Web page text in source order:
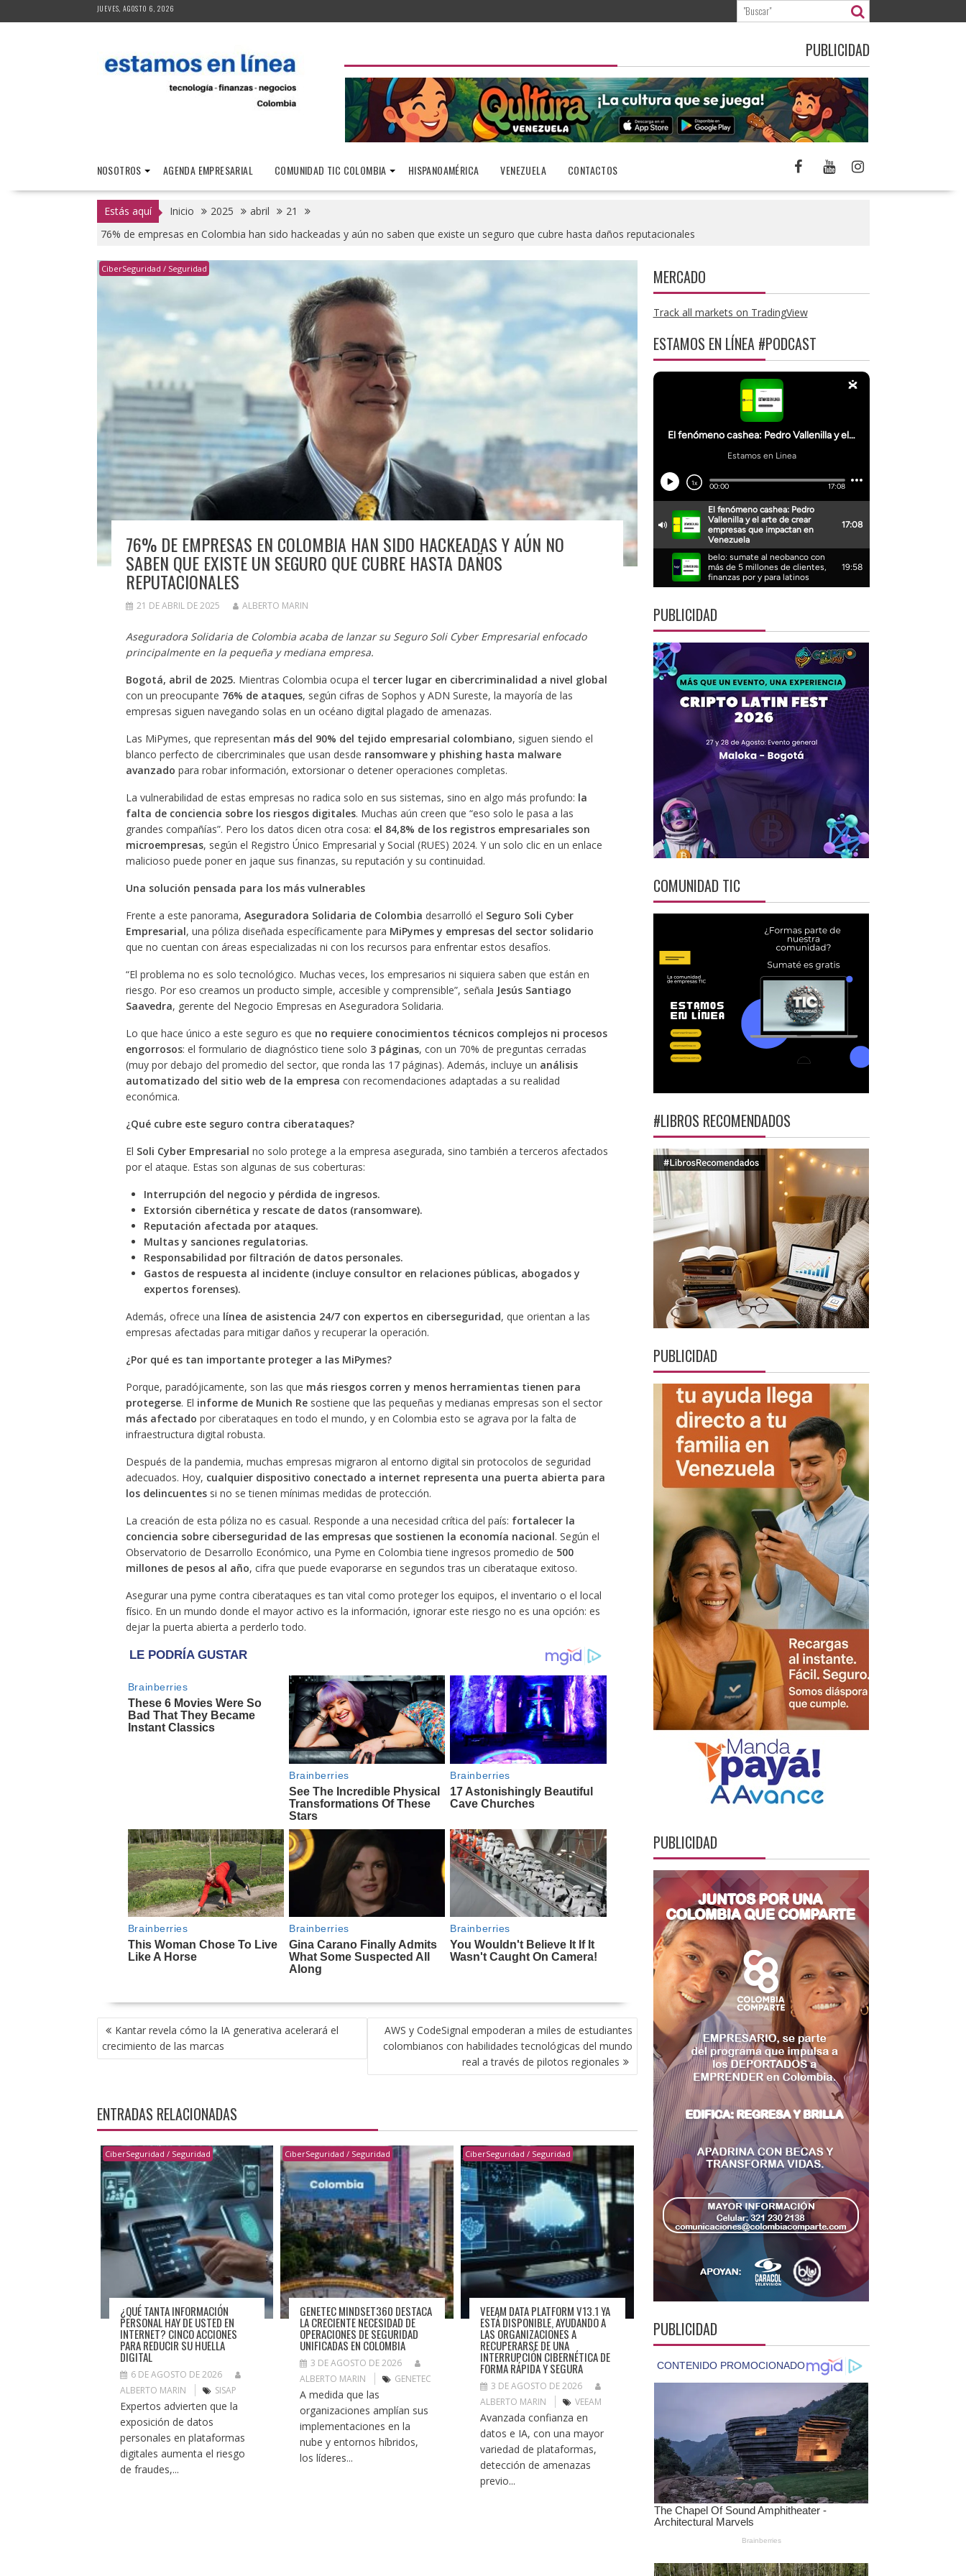
al
JUEVES, AGOSTO 6, 2026
PUBLICIDAD
NOSOTROS AGENDA EMPRESARIAL COMUNIDAD TIC COLOMBIA HISPANOAMÉRICA VENEZUELA CONTACTOS
Estás aquí Inicio 2025 abril
21
76% de empresas en Colombia han sido hackeadas y aún no saben que existe un seguro que cubre hasta daños reputacionales
CiberSeguridad / Seguridad
76% DE EMPRESAS EN COLOMBIA HAN SIDO HACKEADAS Y AÚN NO
SABEN QUE EXISTE UN SEGURO QUE CUBRE HASTA DAÑOS
REPUTACIONALES
21 DE ABRIL DE 2025 ALBERTO MARIN
Aseguradora Solidaria de Colombia acaba de lanzar su Seguro Soli Cyber Empresarial enfocado
principalmente en la pequeña y mediana empresa.
Bogotá, abril de 2025. Mientras Colombia ocupa el tercer lugar en cibercriminalidad a nivel global
con un preocupante 76% de ataques, según cifras de Sophos y ADN Sureste, la mayoría de las
empresas siguen navegando solas en un océano digital plagado de amenazas.
Las MiPymes, que representan más del 90% del tejido empresarial colombiano, siguen siendo el
blanco perfecto de cibercriminales que usan desde ransomware y phishing hasta malware
avanzado para robar información, extorsionar o detener operaciones completas.
La vulnerabilidad de estas empresas no radica solo en sus sistemas, sino en algo más profundo: la
falta de conciencia sobre los riesgos digitales. Muchas aún creen que “eso solo le pasa a las
grandes compañías”. Pero los datos dicen otra cosa: el 84,8% de los registros empresariales son
microempresas, según el Registro Único Empresarial y Social (RUES) 2024. Y un solo clic en un enlace
malicioso puede poner en jaque sus finanzas, su reputación y su continuidad.
Una solución pensada para los más vulnerables
Frente a este panorama, Aseguradora Solidaria de Colombia desarrolló el Seguro Soli Cyber
Empresarial, una póliza diseñada específicamente para MiPymes y empresas del sector solidario
que no cuentan con áreas especializadas ni con los recursos para enfrentar estos desafíos.
“El problema no es solo tecnológico. Muchas veces, los empresarios ni siquiera saben que están en
riesgo. Por eso creamos un producto simple, accesible y comprensible”, señala Jesús Santiago
Saavedra, gerente del Negocio Empresas en Aseguradora Solidaria.
Lo que hace único a este seguro es que no requiere conocimientos técnicos complejos ni procesos
engorrosos: el formulario de diagnóstico tiene solo 3 páginas, con un 70% de preguntas cerradas
(muy por debajo del promedio del sector, que ronda las 17 páginas). Además, incluye un análisis
automatizado del sitio web de la empresa con recomendaciones adaptadas a su realidad
económica.
¿Qué cubre este seguro contra ciberataques?
El Soli Cyber Empresarial no solo protege a la empresa asegurada, sino también a terceros afectados
por el ataque. Estas son algunas de sus coberturas:
Interrupción del negocio y pérdida de ingresos.
Extorsión cibernética y rescate de datos (ransomware).
Reputación afectada por ataques.
Multas y sanciones regulatorias.
Responsabilidad por filtración de datos personales.
Gastos de respuesta al incidente (incluye consultor en relaciones públicas, abogados y
expertos forenses).
Además, ofrece una línea de asistencia 24/7 con expertos en ciberseguridad, que orientan a las
empresas afectadas para mitigar daños y recuperar la operación.
¿Por qué es tan importante proteger a las MiPymes?
Porque, paradójicamente, son las que más riesgos corren y menos herramientas tienen para
protegerse. El informe de Munich Resostiene que las pequeñas y medianas empresas son el sector
más afectado por ciberataques en todo el mundo, y en Colombia esto se agrava por la falta de
infraestructura digital robusta.
Después de la pandemia, muchas empresas migraron al entorno digital sin protocolos de seguridad
adecuados. Hoy, cualquier dispositivo conectado a internet representa una puerta abierta para
los delincuentessi no se tienen mínimas medidas de protección.
La creación de esta póliza no es casual. Responde a una necesidad crítica del país: fortalecer la
conciencia sobre ciberseguridad de las empresas que sostienen la economía nacional. Según el
Observatorio de Desarrollo Económico, una Pyme en Colombia tiene ingresos promedio de 500
millones de pesos al año, cifra que puede evaporarse en segundos tras un ciberataque exitoso.
Asegurar una pyme contra ciberataques es tan vital como proteger los equipos, el inventario o el local
físico. En un mundo donde el mayor activo es la información, ignorar este riesgo no es una opción: es
dejar la puerta abierta a perderlo todo.
NAVEGACIÓN
DE
ENTRADAS
Kantar revela cómo la IA generativa acelerará el
crecimiento de las marcas
AWS y CodeSignal empoderan a miles de estudiantes
colombianos con habilidades tecnológicas del mundo
real a través de pilotos regionales
ENTRADAS RELACIONADAS
CiberSeguridad / Seguridad
¿QUÉ TANTA INFORMACIÓN
PERSONAL HAY DE USTED EN
INTERNET? CINCO ACCIONES
PARA REDUCIR SU HUELLA
DIGITAL
6 DE AGOSTO DE 2026
ALBERTO MARIN
SISAP
Expertos advierten que la
exposición de datos
personales en plataformas
digitales aumenta el riesgo
de fraudes,...
CiberSeguridad / Seguridad
GENETEC MINDSET360 DESTACA
LA CRECIENTE NECESIDAD DE
OPERACIONES DE SEGURIDAD
UNIFICADAS EN COLOMBIA
3 DE AGOSTO DE 2026
ALBERTO MARIN
GENETEC
A medida que las
organizaciones amplían sus
implementaciones en la
nube y entornos híbridos,
los líderes...
CiberSeguridad / Seguridad
VEEAM DATA PLATFORM V13.1 YA
ESTÁ DISPONIBLE, AYUDANDO A
LAS ORGANIZACIONES A
RECUPERARSE DE UNA
INTERRUPCIÓN CIBERNÉTICA DE
FORMA RÁPIDA Y SEGURA
3 DE AGOSTO DE 2026
ALBERTO MARIN
VEEAM
Avanzada confianza en
datos e IA, con una mayor
variedad de plataformas,
detección de amenazas
previo...
MERCADO
Track all markets on TradingView
ESTAMOS EN LÍNEA #PODCAST
PUBLICIDAD
COMUNIDAD TIC
#LIBROS RECOMENDADOS
PUBLICIDAD
PUBLICIDAD
PUBLICIDAD